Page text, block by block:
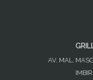
AV. MAL.